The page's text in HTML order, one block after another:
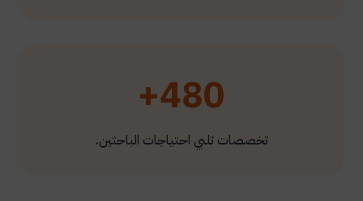
480+
تخصصات تلبي احتياجات الباحثين.